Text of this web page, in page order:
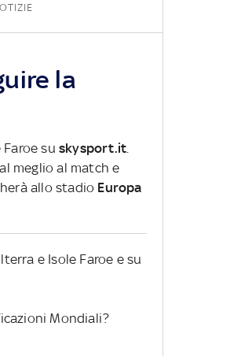
la
su skysport.it
meglio al match e
allo stadio Europa
e Isole Faroe e su
Mondiali?